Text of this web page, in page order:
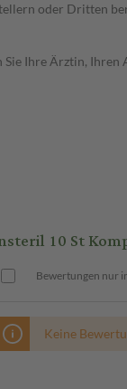
oder Dritten
Sie Ihre Ärztin,
10 St
Bewertungen nur
Keine